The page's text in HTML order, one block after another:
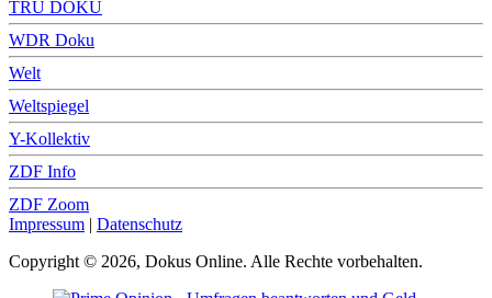
TRU DOKU
WDR Doku
Welt
Weltspiegel
Y-Kollektiv
ZDF Info
ZDF Zoom
Impressum | Datenschutz
Copyright © 2026, Dokus Online. Alle Rechte vorbehalten.